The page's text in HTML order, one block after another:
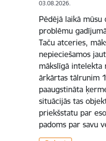
03.08.2026.
Pēdējā laikā
problēmu
Taču atceries,
nepieciešamos
mākslīgā
ārkārtas tālrunim
paaugstināta
situācijās tas
priekšstatu par
padoms par savu